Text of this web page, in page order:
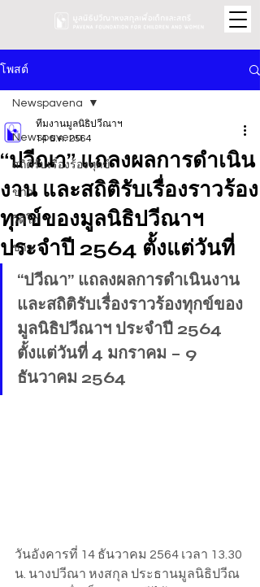
โพสต์
Newspavena
สถิติรับเรื่องร้องทุกข์
ข่าว
วิดีโอ
ข่าว
Newspavena
“ปวีณา” แถลงผลการดำเนิน
งาน และสถิติรับเรื่องราวร้อง
ทุกข์ของมูลนิธิปวีณาฯ
ประจำปี 2564 ตั้งแต่วันที่
ทีมงานมูลนิธิปวีณาฯ
14 ธ.ค. 2564
“ปวีณา” แถลงผลการดำเนินงาน
และสถิติรับเรื่องราวร้องทุกข์ของ
มูลนิธิปวีณาฯ ประจำปี 2564
ตั้งแต่วันที่ 4 มกราคม – 9
ธันวาคม 2564
วันอังคารที่ 14 ธันวาคม 2564 เวลา 13.30
น. นางปวีณา หงสกุล ประธานมูลนิธิปวีณ